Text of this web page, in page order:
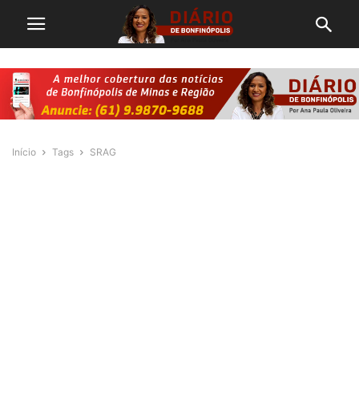
Início Tags SRAG